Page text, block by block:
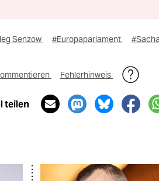
Senzow #Europaparlament
Fehlerhinweis
teilen